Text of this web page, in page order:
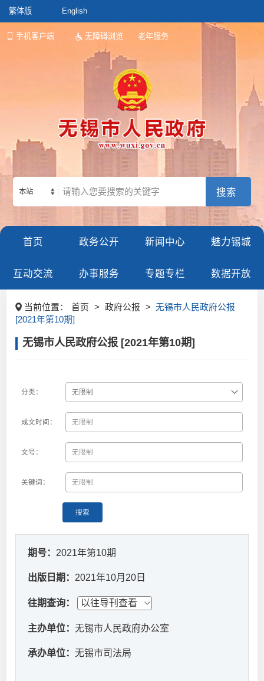
繁体版 English
手机客户端 无障碍浏览 老年服务
本站
首页 政务公开 新闻中心 魅力锡城
互动交流 办事服务 专题专栏 数据开放
当前位置： 首页 > 政府公报 > 无锡市人民政府公报
[2021年第10期]
无锡市人民政府公报 [2021年第10期]
分类：
成文时间：
文号：
关键词：
搜索
期号： 2021年第10期
出版日期： 2021年10月20日
往期查询：
主办单位：无锡市人民政府办公室
承办单位：无锡市司法局